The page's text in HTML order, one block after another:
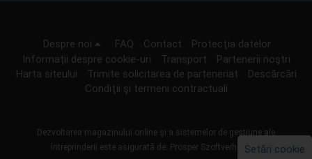
Despre noi FAQ Contact
Protecţia datelor
Informații despre cookie-uri
Transport
Partenerii noştri
Harta siteului
Trimite solicitarea de parteneriat
Descărcări
Condiţii şi termeni contractuali
Dezvoltarea magazinului online şi a sistemelor de gestiune ale
întreprinderii este asigurată de: Prosper Szoftverház Kft.Setări cookie